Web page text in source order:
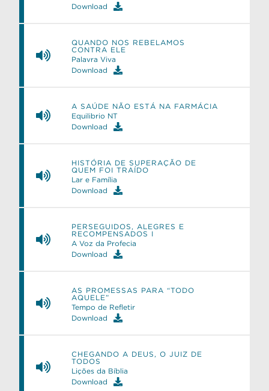
Download
QUANDO NOS REBELAMOS
CONTRA ELE
Palavra Viva
Download
A SAÚDE NÃO ESTÁ NA FARMÁCIA
Equilibrio NT
Download
HISTÓRIA DE SUPERAÇÃO DE
QUEM FOI TRAÍDO
Lar e Família
Download
PERSEGUIDOS, ALEGRES E
RECOMPENSADOS I
A Voz da Profecia
Download
AS PROMESSAS PARA “TODO
AQUELE”
Tempo de Refletir
Download
CHEGANDO A DEUS, O JUIZ DE
TODOS
Lições da Bíblia
Download